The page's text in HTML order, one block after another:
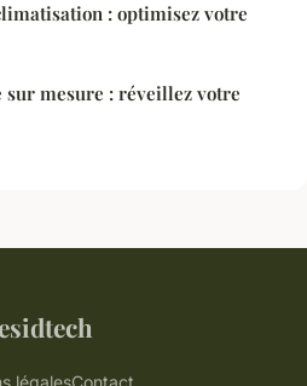
: optimisez votre
mesure : réveillez votre